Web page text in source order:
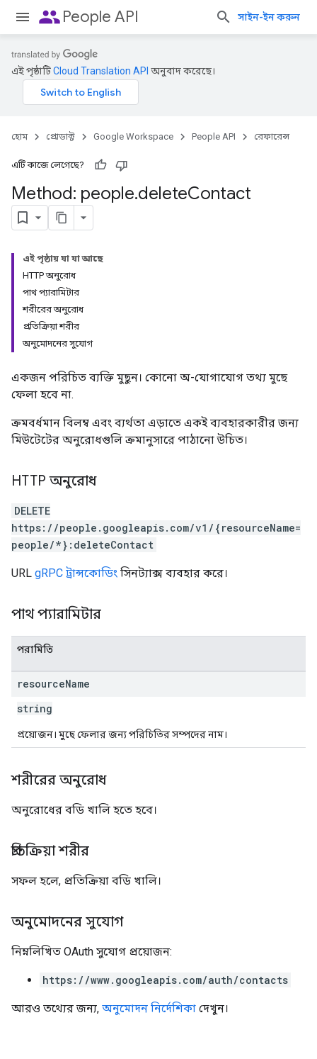
peoplePeople API সাইন-ইন করুন
এই পৃষ্ঠাটিCloud Translation API অনুবাদ করেছে।
হোম প্রোডাক্ট Google Workspace People API রেফারেন্স
এটি কাজে লেগেছে?
Method: people.deleteContact
এই পৃষ্ঠায় যা যা আছে
HTTP অনুরোধ
পাথ প্যারামিটার
শরীরের অনুরোধ
প্রতিক্রিয়া শরীর
অনুমোদনের সুযোগ
একজন পরিচিত ব্যক্তি মুছুন। কোনো অ-যোগাযোগ তথ্য মুছে
ফেলা হবে না.
ক্রমবর্ধমান বিলম্ব এবং ব্যর্থতা এড়াতে একই ব্যবহারকারীর জন্য
মিউটেটের অনুরোধগুলি ক্রমানুসারে পাঠানো উচিত।
HTTP অনুরোধ
DELETE
https://people.googleapis.com/v1/{resourceName=
people/*}:deleteContact
URL gRPC ট্রান্সকোডিং সিনট্যাক্স ব্যবহার করে।
পাথ প্যারামিটার
পরামিতি
resourceName
string
প্রয়োজন। মুছে ফেলার জন্য পরিচিতির সম্পদের নাম।
শরীরের অনুরোধ
অনুরোধের বডি খালি হতে হবে।
প্রতিক্রিয়া শরীর
সফল হলে, প্রতিক্রিয়া বডি খালি।
অনুমোদনের সুযোগ
নিম্নলিখিত OAuth সুযোগ প্রয়োজন:
https://www.googleapis.com/auth/contacts
আরও তথ্যের জন্য, অনুমোদন নির্দেশিকা দেখুন।